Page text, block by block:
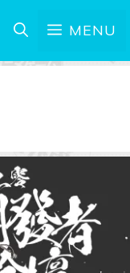
MENU